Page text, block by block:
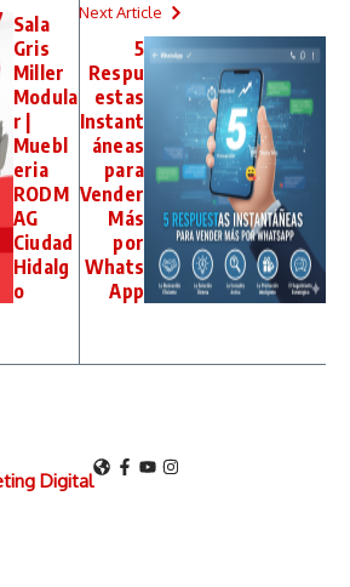
Sala
Gris
Miller
Modula
r |
Muebl
eria
RODM
AG
Ciudad
Hidalg
o
Next Article
5
Respu
estas
Instant
áneas
para
Vender
Más
por
Whats
App
Digital